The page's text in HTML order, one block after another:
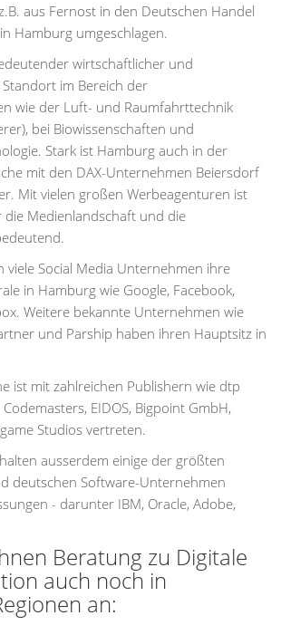
aus Fernost in den Deutschen Handel
Hamburg umgeschlagen.
wirtschaftlicher und
im Bereich der
wie der Luft- und Raumfahrttechnik
bei Biowissenschaften und
Stark ist Hamburg auch in der
mit den DAX-Unternehmen Beiersdorf
Mit vielen großen Werbeagenturen ist
Medienlandschaft und die
viele Social Media Unternehmen ihre
in Hamburg wie Google, Facebook,
Weitere bekannte Unternehmen wie
und Parship haben ihren Hauptsitz in
ist mit zahlreichen Publishern wie dtp
EIDOS, Bigpoint GmbH,
Studios vertreten.
ausserdem einige der größten
deutschen Software-Unternehmen
- darunter IBM, Oracle, Adobe,
Beratung zu Digitale
auch noch in
an: